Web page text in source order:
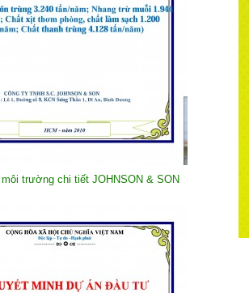
trường chi tiết JOHNSON & SON